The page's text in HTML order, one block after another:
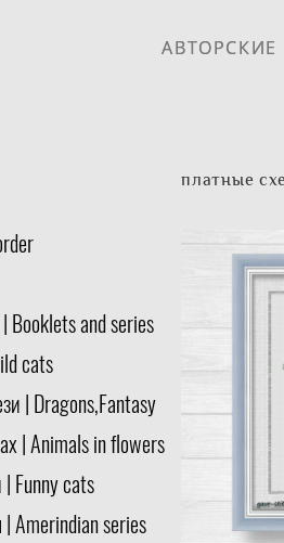
Booklets and series
cats
| Dragons,Fantasy
| Animals in flowers
| Funny cats
| Amerindian series
платные